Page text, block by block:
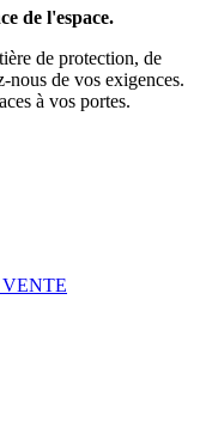
de l'espace.
de protection, de
nous de vos exigences.
à vos portes.